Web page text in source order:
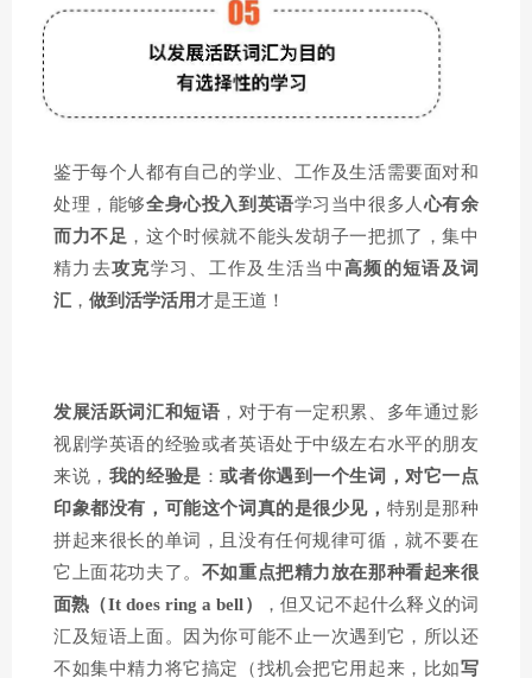
鉴于每个人都有自己的学业、工作及生活需要面对和
处理，能够全身心投入到英语学习当中很多人心有余
而力不足 ，这个时候就不能头发胡子一把抓了，集中
精力去攻克学习、工作及生活当中高频的短语及词
汇 ， 做到活学活用才是王道！
发展活跃词汇和短语 ，对于有一定积累、多年通过影
视剧学英语的经验或者英语处于中级左右水平的朋友
来说， 我的经验是 ：或者你遇到一个生词，对它一点
印象都没有，可能这个词真的是很少见， 特别是那种
拼起来很长的单词，且没有任何规律可循，就不要在
它上面花功夫了。 不如重点把精力放在那种看起来很
面熟（It does ring a bell）
，但又记不起什么释义的词
汇及短语上面。因为你可能不止一次遇到它，所以还
不如集中精力将它搞定（找机会把它用起来，比如写